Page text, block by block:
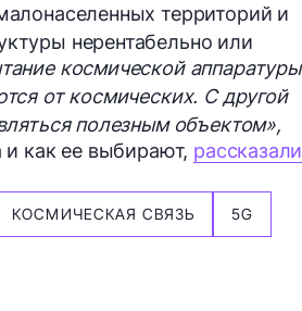
территорий и
нерентабельно или
космической аппаратуры
от космических. С другой
полезным объектом»,
как ее выбирают, рассказали
КОСМИЧЕСКАЯ СВЯЗЬ 5G